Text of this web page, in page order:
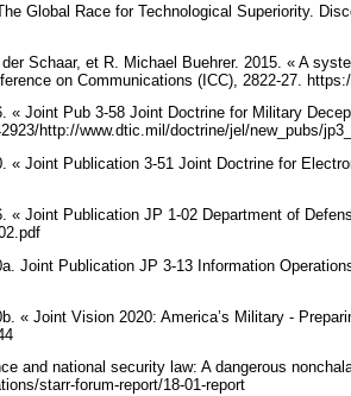
Global Race for Technological Superiority.
Schaar, et R. Michael Buehrer. 2015. « A
on Communications (ICC), 2822‑27.
« Joint Pub 3-58 Joint Doctrine for Military
http://www.dtic.mil/doctrine/jel/new_pubs/
« Joint Publication 3-51 Joint Doctrine for
« Joint Publication JP 1-02 Department of
Joint Publication JP 3-13 Information
« Joint Vision 2020: America’s Military -
and national security law: A dangerous
starr-forum-report/18-01-report